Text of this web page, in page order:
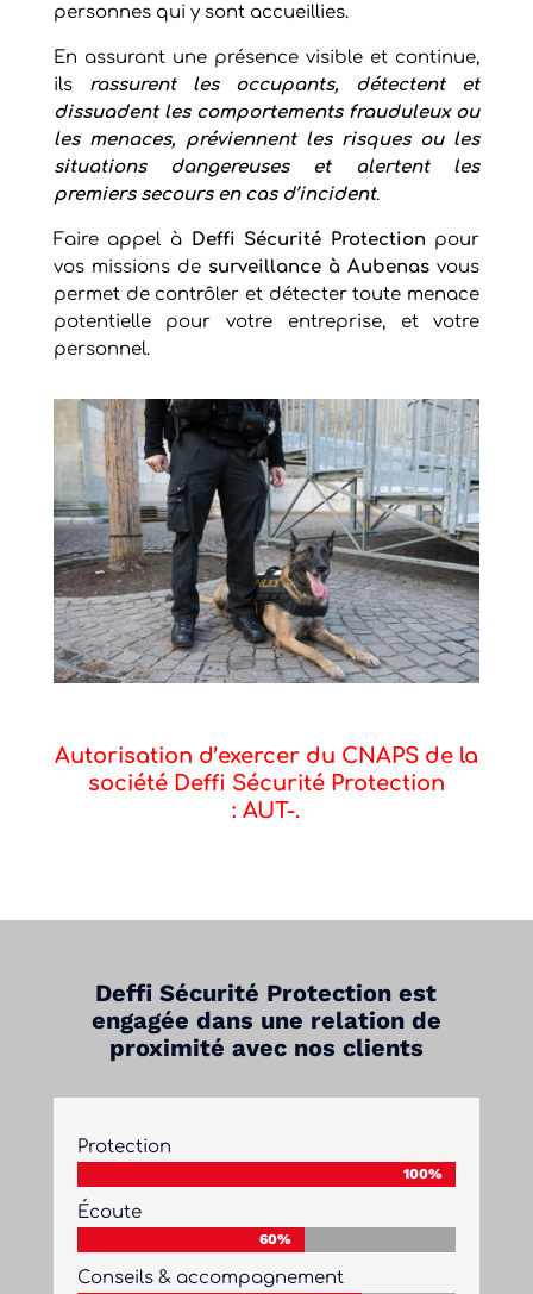
personnes qui y sont accueillies.
En assurant une présence visible et continue,
ils rassurent les occupants, détectent et
dissuadent les comportements frauduleux ou
les menaces, préviennent les risques ou les
situations dangereuses et alertent les
premiers secours en cas d’incident.
Faire appel à Deffi Sécurité Protection pour
vos missions de surveillance à Aubenas vous
permet de contrôler et détecter toute menace
potentielle pour votre entreprise, et votre
personnel.
Autorisation d’exercer du CNAPS de la
société Deffi Sécurité Protection
: AUT-.
Deffi Sécurité Protection est
engagée dans une relation de
proximité avec nos clients
Protection
100%
100%
Écoute
60%
60%
Conseils & accompagnement